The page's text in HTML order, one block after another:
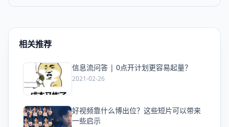
相关推荐
信息流问答 | 0点开计划更容易起量？
2021-02-26
爱
好视频靠什么博出位？这些短片可以带来
一些启示